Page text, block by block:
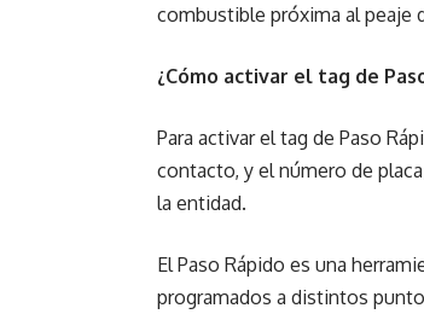
combustible próxima al peaje
¿Cómo activar el tag de
Para activar el tag de Paso
contacto, y el número de
la entidad.
El Paso Rápido es una
programados a distintos